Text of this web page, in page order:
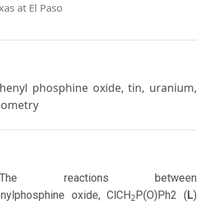
at El Paso
phosphine oxide, tin, uranium,
The reactions between
oxide, ClCH2P(O)Ph2 (L)